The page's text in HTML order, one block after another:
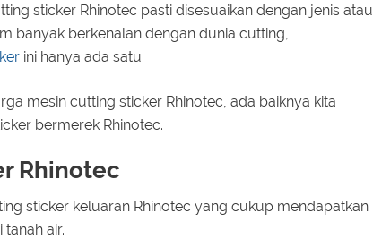
sticker Rhinotec pasti disesuaikan dengan jenis atau
banyak berkenalan dengan dunia cutting,
ini hanya ada satu.
mesin cutting sticker Rhinotec, ada baiknya kita
bermerek Rhinotec.
Rhinotec
sticker keluaran Rhinotec yang cukup mendapatkan
tanah air.